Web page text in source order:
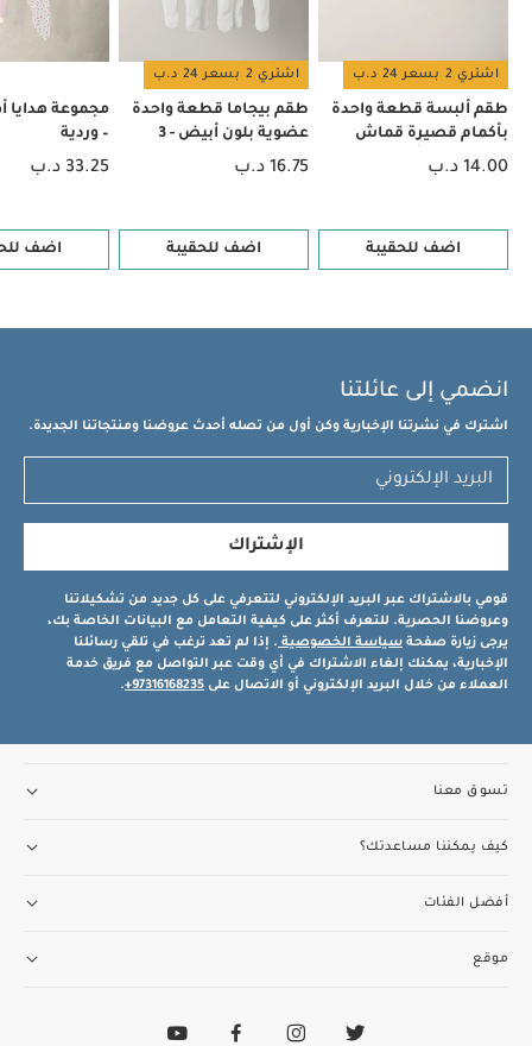
اشتري 2 بسعر 24 د.ب
طقم ألبسة قطعة واحدة
بأكمام قصيرة قماش
عضوي بلون أبيض - 5 قطع
14.00 د.ب
اضف للحقيبة
اشتري 2 بسعر 24 د.ب
طقم بيجاما قطعة واحدة
عضوية بلون أبيض - 3
قطع
16.75 د.ب
اضف للحقيبة
مجموعة هدايا
– وردية
33.25 د.ب
اضف
انضمي إلى عائلتنا
اشترك في نشرتنا الإخبارية وكن أول من تصله أحدث عروضنا ومنتجاتنا الجديدة.
الإشتراك
قومي بالاشتراك عبر البريد الإلكتروني لتتعرفي على كل جديد من تشكيلاتنا
وعروضنا الحصرية. للتعرف أكثر على كيفية التعامل مع البيانات الخاصة بك،
يرجى زيارة صفحة سياسة الخصوصية . إذا لم تعد ترغب في تلقي رسائلنا
الإخبارية، يمكنك إلغاء الاشتراك في أي وقت عبر التواصل مع فريق خدمة
العملاء من خلال البريد الإلكتروني أو الاتصال على 97316168235+
.
تسوق معنا
كيف يمكننا مساعدتك؟
أفضل الفئات
موقع